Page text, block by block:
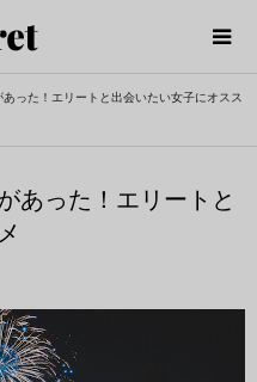
った！エリートと出会いたい女子にオスス
あった！エリートと